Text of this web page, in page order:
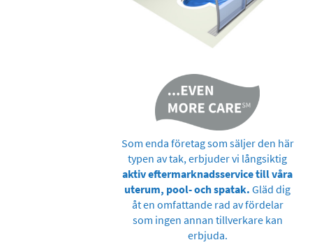
Som enda företag som säljer den här
typen av tak, erbjuder vi långsiktig
aktiv eftermarknadsservice till våra
uterum, pool- och spatak. Gläd dig
åt en omfattande rad av fördelar
som ingen annan tillverkare kan
erbjuda.